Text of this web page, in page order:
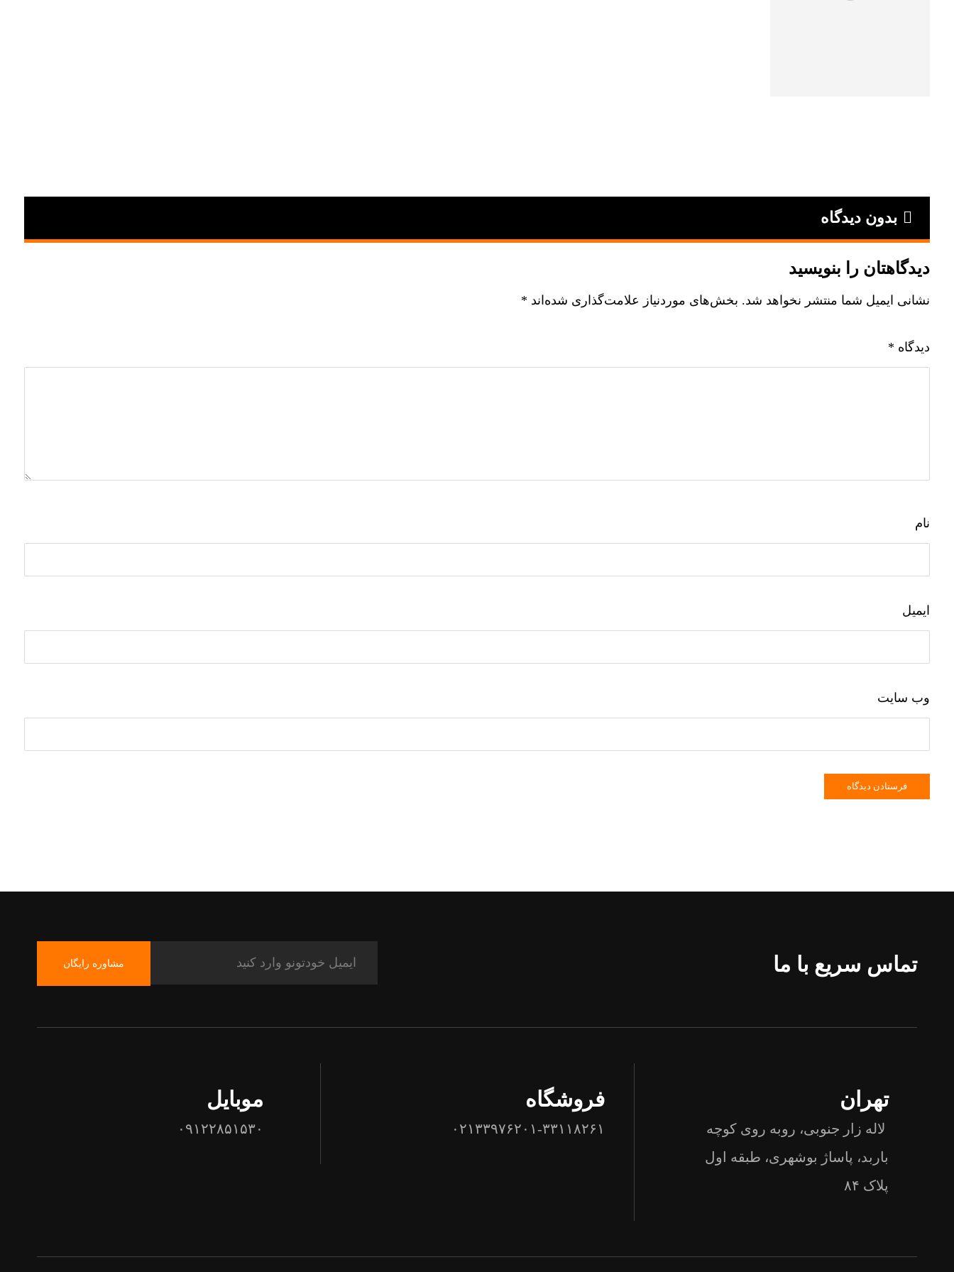
بدون دیدگاه
دیدگاهتان را بنویسید
نشانی ایمیل شما منتشر نخواهد شد. بخش‌های موردنیاز علامت‌گذاری شده‌اند *
دیدگاه *
نام
ایمیل
وب‌ سایت
تماس سریع با ما مشاوره رایگان
تهران
لاله زار جنوبی، روبه روی کوچه
باربد، پاساژ بوشهری، طبقه اول
پلاک ۸۴
فروشگاه
۰۲۱۳۳۹۷۶۲۰۱-۳۳۱۱۸۲۶۱
موبایل
۰۹۱۲۲۸۵۱۵۳۰